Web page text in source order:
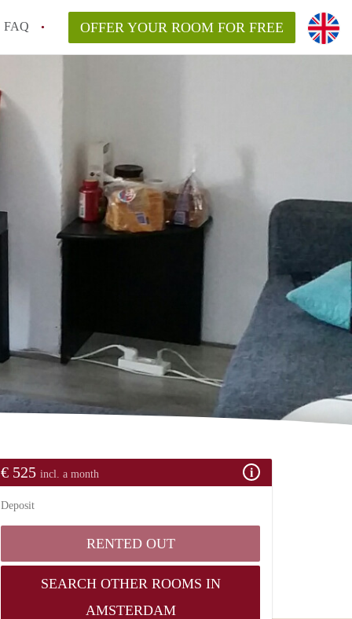
FAQ OFFER YOUR ROOM FOR FREE
€ 525 incl. a month
Deposit
RENTED OUT
SEARCH OTHER ROOMS IN
AMSTERDAM